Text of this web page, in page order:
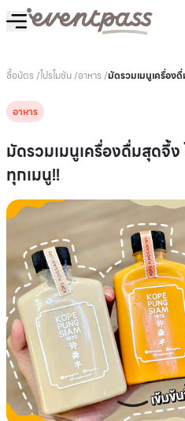
ซื้อบัตร /โปรโมชัน/อาหาร /มัดรวมเมนูเครื่อง
อาหาร
มัดรวมเมนูเครื่องดื่มสุดจึ้
ทุกเมนู!!